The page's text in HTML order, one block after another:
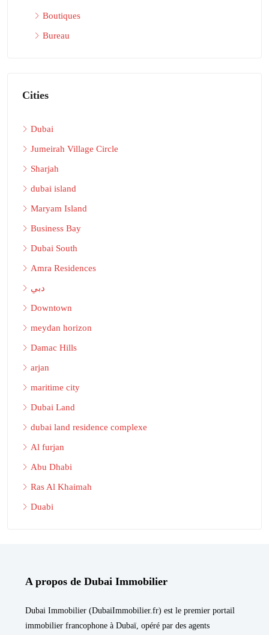
Boutiques
Bureau
Cities
Dubai
Jumeirah Village Circle
Sharjah
dubai island
Maryam Island
Business Bay
Dubai South
Amra Residences
دبي
Downtown
meydan horizon
Damac Hills
arjan
maritime city
Dubai Land
dubai land residence complexe
Al furjan
Abu Dhabi
Ras Al Khaimah
Duabi
A propos de Dubai Immobilier
Dubai Immobilier (DubaiImmobilier.fr) est le premier portail
immobilier francophone à Dubaï, opéré par des agents